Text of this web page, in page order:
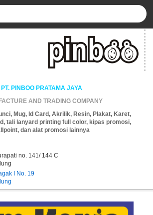
PT. PINBOO PRATAMA JAYA
AND TRADING COMPANY
Mug, Id Card, Akrilik, Resin, Plakat, Karet,
tali lanyard printing full color, kipas promosi,
dan alat promosi lainnya
no. 141/ 144 C
I No. 19